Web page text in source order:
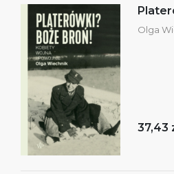
Olga
37,43